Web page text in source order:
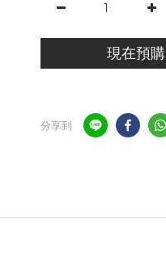
現在預購
分享到